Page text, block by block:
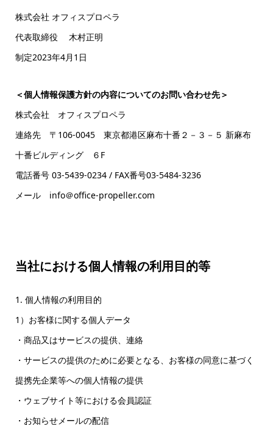
株式会社 オフィスプロペラ
代表取締役 木村正明
制定2023年4月1日
＜個人情報保護方針の内容についてのお問い合わせ先＞
株式会社 オフィスプロペラ
連絡先 〒106-0045 東京都港区麻布十番２－３－５ 新麻布
十番ビルディング ６F
電話番号 03-5439-0234 / FAX番号03-5484-3236
メール info＠office-propeller.com
当社における個人情報の利用目的等
1. 個人情報の利用目的
1）お客様に関する個人データ
・商品又はサービスの提供、連絡
・サービスの提供のために必要となる、お客様の同意に基づく
提携先企業等への個人情報の提供
・ウェブサイト等における会員認証
・お知らせメールの配信